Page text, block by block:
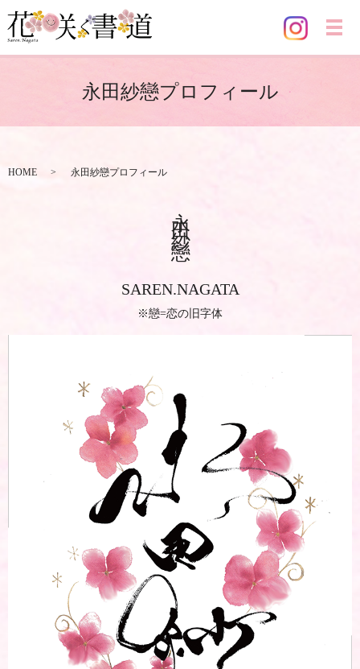
メ
永田紗戀プロフィール
HOME 永田紗戀プロフィール
永田紗戀
SAREN.NAGATA
※戀=恋の旧字体